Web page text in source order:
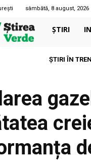
sâmbătă, 8 august, 2026
ȘTIRI
ȘTIRI ÎN